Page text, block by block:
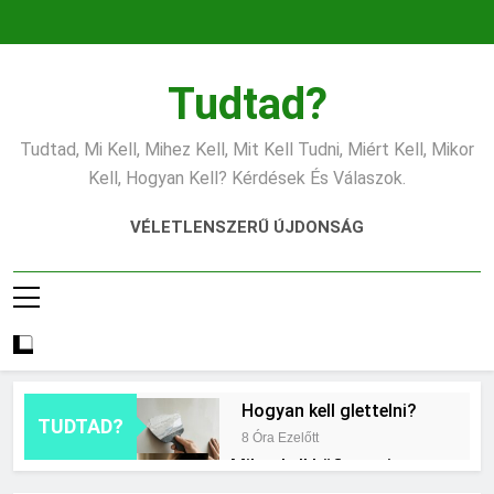
Tudtad?
Tudtad, Mi Kell, Mihez Kell, Mit Kell Tudni, Miért Kell, Mikor
Kell, Hogyan Kell? Kérdések És Válaszok.
VÉLETLENSZERŰ ÚJDONSÁG
TUDTAD?
Hogyan kell glettelni?
8 Óra Ezelőtt
Mikor kell büfiztetni a